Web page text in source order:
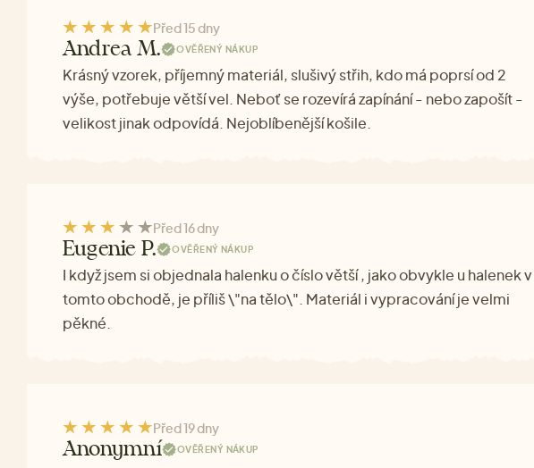
Před 15 dny
Andrea M. OVĚŘENÝ NÁKUP
Krásný vzorek, příjemný materiál, slušivý střih, kdo má poprsí od 2
výše, potřebuje větší vel. Neboť se rozevírá zapínání - nebo zapošít -
velikost jinak odpovídá. Nejoblíbenější košile.
Před 16 dny
Eugenie P. OVĚŘENÝ NÁKUP
I když jsem si objednala halenku o číslo větší , jako obvykle u halenek v
tomto obchodě, je příliš \"na tělo\". Materiál i vypracování je velmi
pěkné.
Před 19 dny
Anonymní OVĚŘENÝ NÁKUP